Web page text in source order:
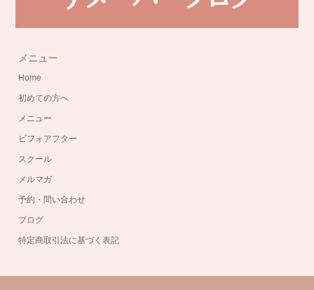
メニュー
Home
初めての方へ
メニュー
ビフォアフター
スクール
メルマガ
予約・問い合わせ
ブログ
特定商取引法に基づく表記